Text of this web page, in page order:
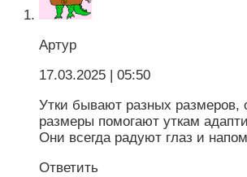
Артур
17.03.2025 | 05:50
Утки бывают разных размеров,
размеры помогают уткам
Они всегда радуют глаз и
Ответить